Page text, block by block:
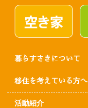
暮らすさきについて
移住を考えている方へ
活動紹介